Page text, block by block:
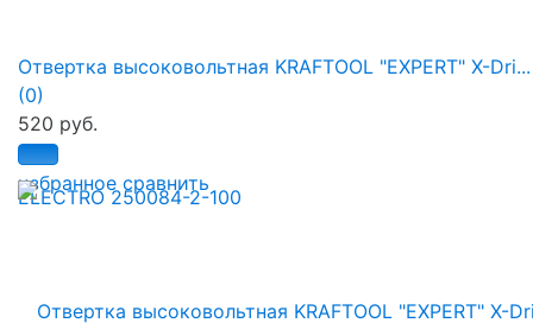
избранное сравнить
Отвертка высоковольтная KRAFTOOL "EXPERT" X-Dri...
(0)
520 руб.